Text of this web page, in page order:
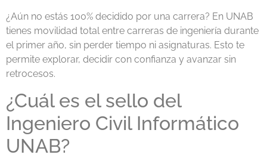
¿Aún no estás 100% decidido por una carrera? En UNAB
tienes movilidad total entre carreras de ingeniería durante
el primer año, sin perder tiempo ni asignaturas. Esto te
permite explorar, decidir con confianza y avanzar sin
retrocesos.
¿Cuál es el sello del
Ingeniero Civil Informático
UNAB?